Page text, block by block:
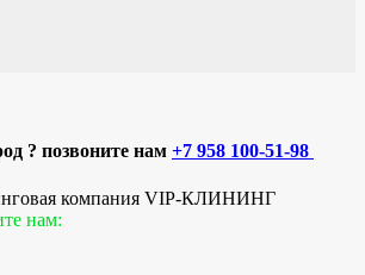
? позвоните нам +7 958 100-51-98
компания VIP-КЛИНИНГ
нам: